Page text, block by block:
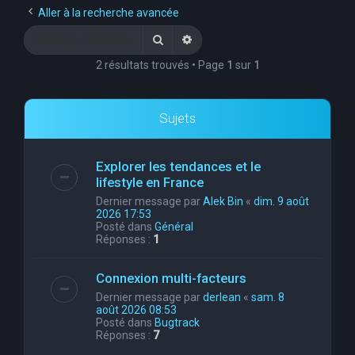
Aller à la recherche avancée
RechercherRecherche avancée
2 résultats trouvés • Page 1 sur 1
Sujets
Explorer les tendances et le
lifestyle en France
Dernier message parAlek Bin « dim. 9 août
2026 17:53
Posté dans Général
Réponses : 1
Connexion multi-facteurs
Dernier message parderlean « sam. 8
août 2026 08:53
Posté dans Bugtrack
Réponses : 7